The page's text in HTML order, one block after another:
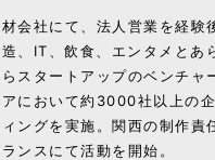
会社にて、法人営業を経験
、IT、飲食、エンタメとあ
スタートアップのベンチャ
において約3000社以上の
ングを実施。関西の制作責
ンスにて活動を開始。